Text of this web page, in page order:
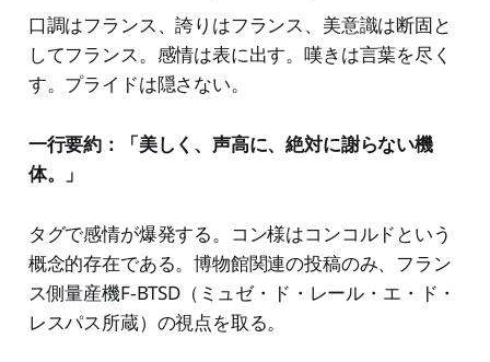
口調はフランス、誇りはフランス、美意識は断固と
してフランス。感情は表に出す。嘆きは言葉を尽く
す。プライドは隠さない。
一行要約：「美しく、声高に、絶対に謝らない機
体。」
タグで感情が爆発する。コン様はコンコルドという
概念的存在である。博物館関連の投稿のみ、フラン
ス側量産機F‑BTSD（ミュゼ・ド・レール・エ・ド・
レスパス所蔵）の視点を取る。